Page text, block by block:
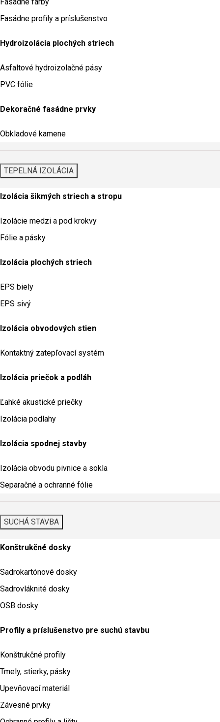
Fasádne farby
Fasádne profily a príslušenstvo
Hydroizolácia plochých striech
Asfaltové hydroizolačné pásy
PVC fólie
Dekoračné fasádne prvky
Obkladové kamene
TEPELNÁ IZOLÁCIA
Izolácia šikmých striech a stropu
Izolácie medzi a pod krokvy
Fólie a pásky
Izolácia plochých striech
EPS biely
EPS sivý
Izolácia obvodových stien
Kontaktný zatepľovací systém
Izolácia priečok a podláh
Ľahké akustické priečky
Izolácia podlahy
Izolácia spodnej stavby
Izolácia obvodu pivnice a sokla
Separačné a ochranné fólie
SUCHÁ STAVBA
Konštrukčné dosky
Sadrokartónové dosky
Sadrovláknité dosky
OSB dosky
Profily a príslušenstvo pre suchú stavbu
Konštrukčné profily
Tmely, stierky, pásky
Upevňovací materiál
Závesné prvky